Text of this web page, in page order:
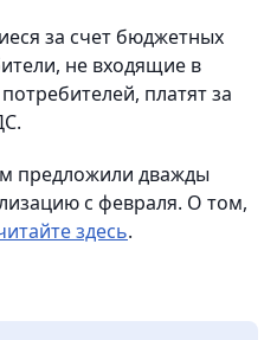
за счет бюджетных
не входящие в
платят за
предложили дважды
с февраля. О том,
здесь.